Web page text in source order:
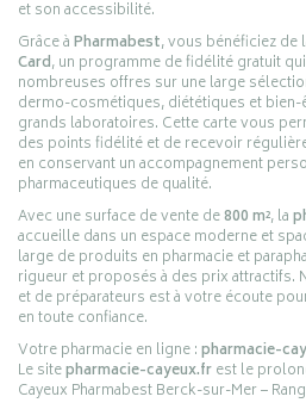
et son accessibilité.
Grâce àPharmabest, vous bénéficiez
Card, un programme de fidélité gratuit
nombreuses offres sur une large
dermo-cosmétiques, diététiques et
grands laboratoires. Cette carte vous
des points fidélité et de recevoir
en conservant un accompagnement
pharmaceutiques de qualité.
Avec une surface de vente de800 m², la
accueille dans un espace moderne et
large de produits en pharmacie et
rigueur et proposés à des prix attractifs.
et de préparateurs est à votre écoute
en toute confiance.
Votre pharmacie en ligne :pharmacie-
Le sitepharmacie-cayeux.frest le
Cayeux Pharmabest Berck-sur-Mer –